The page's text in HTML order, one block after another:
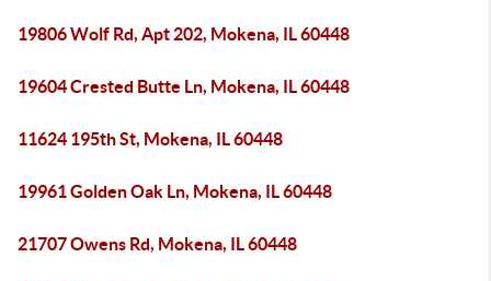
19806 Wolf Rd, Apt 202, Mokena, IL 60448
19604 Crested Butte Ln, Mokena, IL 60448
11624 195th St, Mokena, IL 60448
19961 Golden Oak Ln, Mokena, IL 60448
21707 Owens Rd, Mokena, IL 60448